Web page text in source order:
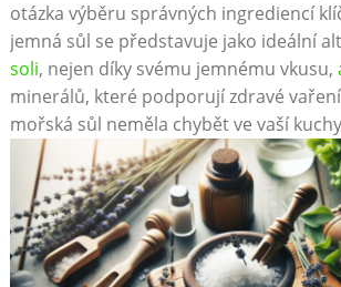
otázka výběru správných ingrediencí
jemná sůl se představuje jako ideální
soli, nejen díky svému jemnému vkusu,
minerálů, které podporují zdravé
mořská sůl neměla chybět ve vaší